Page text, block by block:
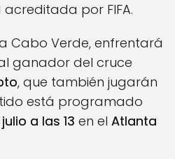
por FIFA.
Cabo Verde, enfrentará
ganador del cruce
, que también jugarán
está programado
a las 13 en el Atlanta